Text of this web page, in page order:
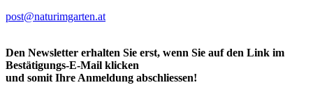
post@naturimgarten.at
Den Newsletter erhalten Sie erst, wenn Sie auf den Link im
Bestätigungs-E-Mail klicken
und somit Ihre Anmeldung abschliessen!